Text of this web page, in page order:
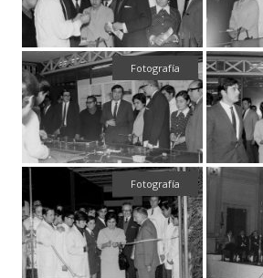
Fotografía
Fotografía